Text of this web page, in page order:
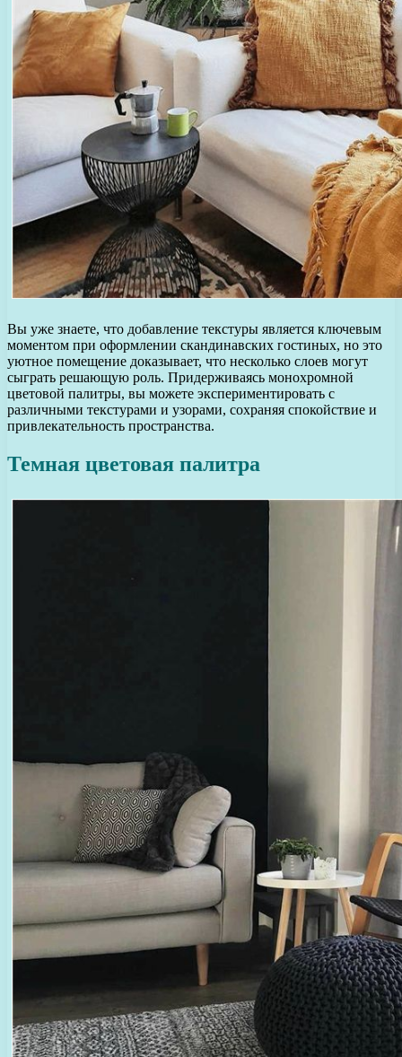
Вы уже знаете, что добавление текстуры является ключевым
моментом при оформлении скандинавских гостиных, но это
уютное помещение доказывает, что несколько слоев могут
сыграть решающую роль. Придерживаясь монохромной
цветовой палитры, вы можете экспериментировать с
различными текстурами и узорами, сохраняя спокойствие и
привлекательность пространства.
Темная цветовая палитра